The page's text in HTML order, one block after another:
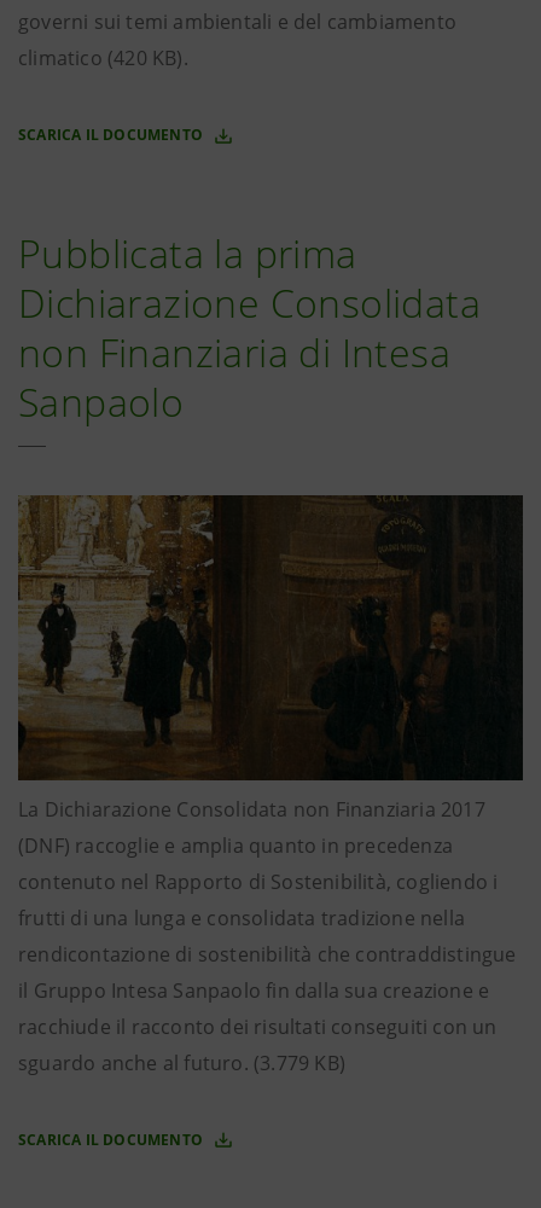
governi sui temi ambientali e del cambiamento
climatico (420 KB).
SCARICA IL DOCUMENTO
Pubblicata la prima
Dichiarazione Consolidata
non Finanziaria di Intesa
Sanpaolo
La Dichiarazione Consolidata non Finanziaria 2017
(DNF) raccoglie e amplia quanto in precedenza
contenuto nel Rapporto di Sostenibilità, cogliendo i
frutti di una lunga e consolidata tradizione nella
rendicontazione di sostenibilità che contraddistingue
il Gruppo Intesa Sanpaolo fin dalla sua creazione e
racchiude il racconto dei risultati conseguiti con un
sguardo anche al futuro. (3.779 KB)
SCARICA IL DOCUMENTO